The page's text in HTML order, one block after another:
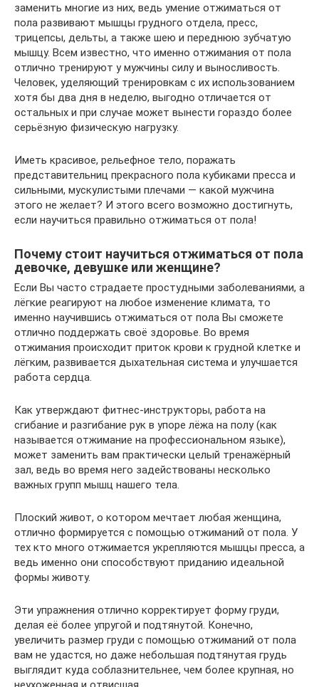
заменить многие из них, ведь умение отжиматься от
пола развивают мышцы грудного отдела, пресс,
трицепсы, дельты, а также шею и переднюю зубчатую
мышцу. Всем известно, что именно отжимания от пола
отлично тренируют у мужчины силу и выносливость.
Человек, уделяющий тренировкам с их использованием
хотя бы два дня в неделю, выгодно отличается от
остальных и при случае может вынести гораздо более
серьёзную физическую нагрузку.
Иметь красивое, рельефное тело, поражать
представительниц прекрасного пола кубиками пресса и
сильными, мускулистыми плечами — какой мужчина
этого не желает? И этого всего возможно достигнуть,
если научиться правильно отжиматься от пола!
Почему стоит научиться отжиматься от пола
девочке, девушке или женщине?
Если Вы часто страдаете простудными заболеваниями, а
лёгкие реагируют на любое изменение климата, то
именно научившись отжиматься от пола Вы сможете
отлично поддержать своё здоровье. Во время
отжимания происходит приток крови к грудной клетке и
лёгким, развивается дыхательная система и улучшается
работа сердца.
Как утверждают фитнес-инструкторы, работа на
сгибание и разгибание рук в упоре лёжа на полу (как
называется отжимание на профессиональном языке),
может заменить вам практически целый тренажёрный
зал, ведь во время него задействованы несколько
важных групп мышц нашего тела.
Плоский живот, о котором мечтает любая женщина,
отлично формируется с помощью отжиманий от пола. У
тех кто много отжимается укрепляются мышцы пресса, а
ведь именно они способствуют приданию идеальной
формы животу.
Эти упражнения отлично корректирует форму груди,
делая её более упругой и подтянутой. Конечно,
увеличить размер груди с помощью отжиманий от пола
вам не удастся, но даже небольшая подтянутая грудь
выглядит куда соблазнительнее, чем более крупная, но